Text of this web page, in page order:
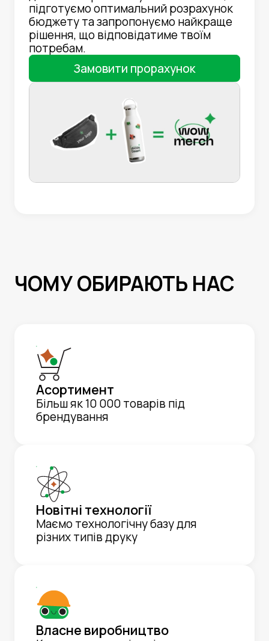
підготуємо оптимальний розрахунок
бюджету та запропонуємо найкраще
рішення, що відповідатиме твоїм
потребам.
Замовити прорахунок
ЧОМУ ОБИРАЮТЬ НАС
Асортимент
Більш як 10 000 товарів під
брендування
Новітні технології
Маємо технологічну базу для
різних типів друку
Власне виробництво